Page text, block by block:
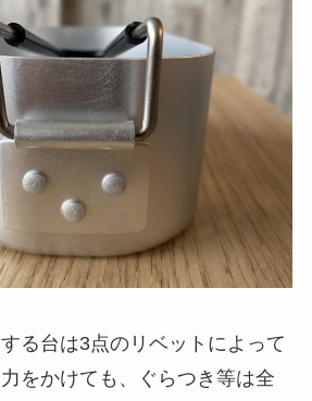
る台は3点のリベット によって
をかけても、ぐらつき等は全